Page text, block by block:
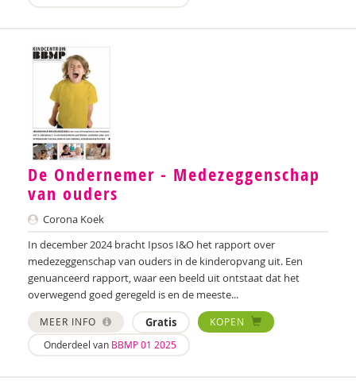
Bram Berkhout
Louise Berkhout
Brenda Berns
Tony Bertram
Brenda Best
Annemiek van Beurden
Annemiek Beurden, van
Saskia van Beveren
Saskia Beverloo
Iva Bicanic
Anne Bijsterbosch
De Ondernemer - Medezeggenschap
van ouders
Corona Koek
In december 2024 bracht Ipsos I&O het rapport over
medezeggenschap van ouders in de kinderopvang uit. Een
genuanceerd rapport, waar een beeld uit ontstaat dat het
overwegend goed geregeld is en de meeste...
MEER INFO Gratis
KOPEN
Onderdeel van BBMP 01 2025